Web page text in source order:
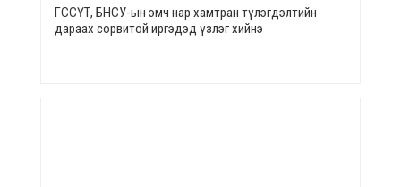
ГССҮТ, БНСУ-ын эмч нар хамтран түлэгдэлтийн
дараах сорвитой иргэдэд үзлэг хийнэ